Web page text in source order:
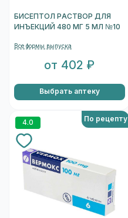
БИСЕПТОЛ РАСТВОР ДЛЯ
ИНЪЕКЦИЙ 480 МГ 5 МЛ №10
Все формы выпуска
от 402 ₽
Выбрать аптеку
4.0 По рецепту